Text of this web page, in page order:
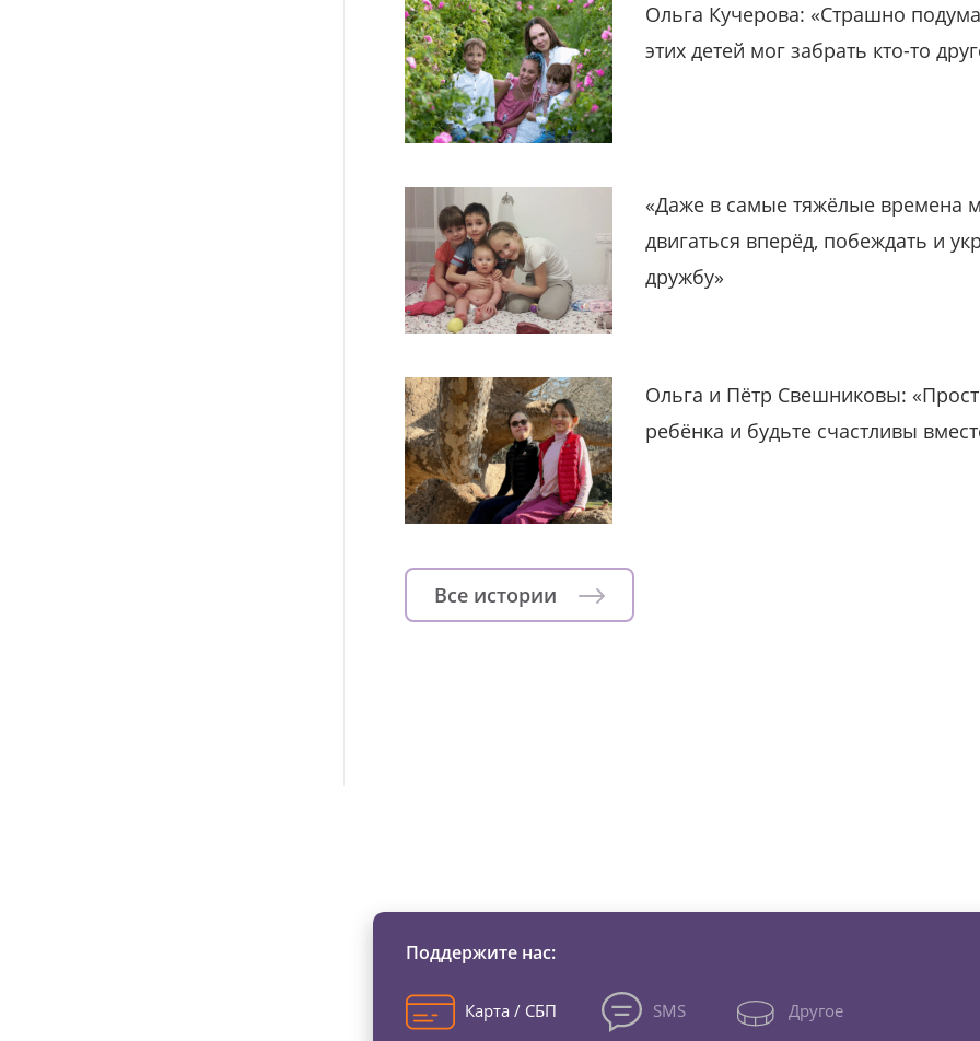
Ольга Кучерова: «Страшно
этих детей мог забрать кто-то
«Даже в самые тяжёлые времена
двигаться вперёд, побеждать и
дружбу»
Ольга и Пётр Свешниковы:
ребёнка и будьте счастливы
Все истории
Поддержите нас:
Карта / СБП SMS Другое